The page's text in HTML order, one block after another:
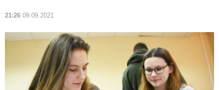
21:26 09.09.2021